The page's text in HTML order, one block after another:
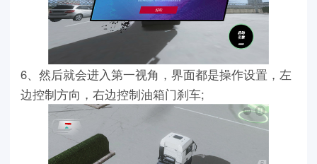
6、然后就会进入第一视角，界面都是操作设置，左
边控制方向，右边控制油箱门刹车;